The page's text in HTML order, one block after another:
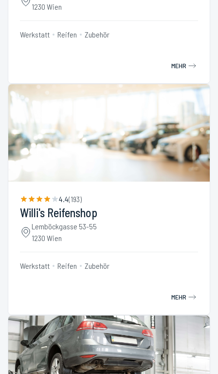
1230 Wien
Werkstatt Reifen Zubehör
MEHR
4.4(193)
Willi's Reifenshop
Lemböckgasse 53-55
1230 Wien
Werkstatt Reifen Zubehör
MEHR